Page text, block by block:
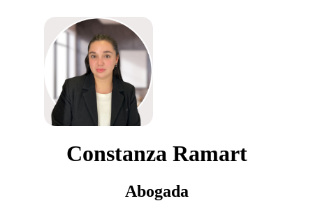
Constanza Ramart
Abogada